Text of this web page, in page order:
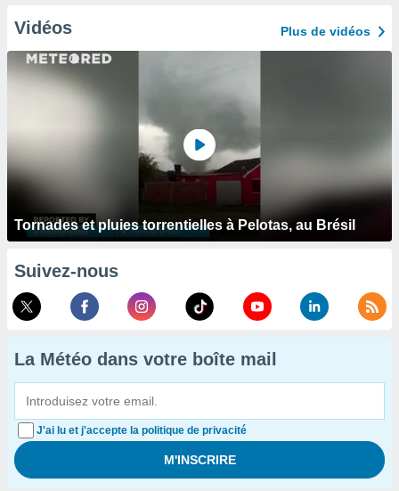
Vidéos Plus de vidéos
Tornades et pluies torrentielles à Pelotas, au Brésil
Suivez-nous
La Météo dans votre boîte mail
J'ai lu et j'accepte la politique de privacité